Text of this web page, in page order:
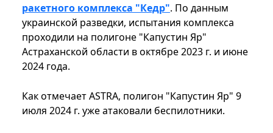
ракетного комплекса "Кедр". По данным
украинской разведки, испытания комплекса
проходили на полигоне "Капустин Яр"
Астраханской области в октябре 2023 г. и июне
2024 года.
Как отмечает ASTRA, полигон "Капустин Яр" 9
июля 2024 г. уже атаковали беспилотники.